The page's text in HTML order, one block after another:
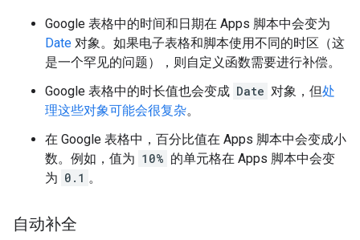
Google 表格中的时间和日期在 Apps 脚本中会变为
Date 对象。如果电子表格和脚本使用不同的时区（这
是一个罕见的问题），则自定义函数需要进行补偿。
Google 表格中的时长值也会变成 Date 对象，但处
理这些对象可能会很复杂。
在 Google 表格中，百分比值在 Apps 脚本中会变成小
数。例如，值为 10% 的单元格在 Apps 脚本中会变
为 0.1 。
自动补全